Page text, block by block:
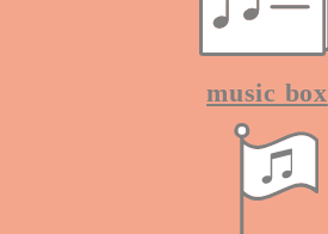
music box